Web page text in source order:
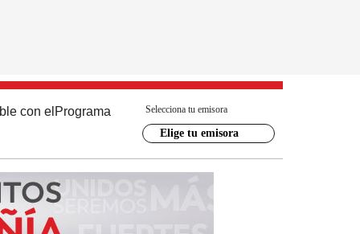
con el Programa Selecciona tu emisora
Elige tu emisora